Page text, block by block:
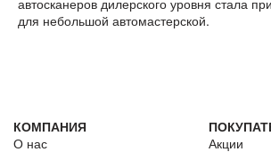
для небольшой автомастерской.
КОМПАНИЯ
О нас
Акции